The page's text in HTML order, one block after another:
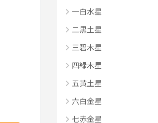
一白水星
二黒土星
三碧木星
四緑木星
五黄土星
六白金星
七赤金星